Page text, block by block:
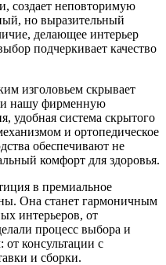
создает неповторимую
но выразительный
делающее интерьер
подчеркивает качество
изголовьем скрывает
и нашу фирменную
удобная система скрытого
и ортопедическое
обеспечивают не
комфорт для здоровья.
в премиальное
Она станет гармоничным
интерьеров, от
процесс выбора и
консультации с
и сборки.